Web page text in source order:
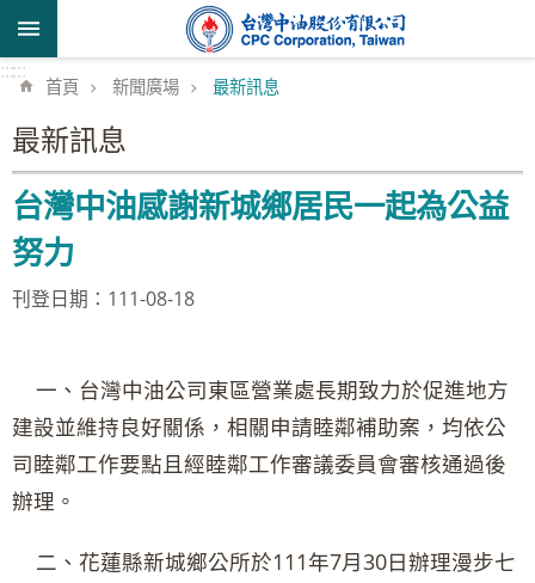
跳到主要內容區塊
::::::
首頁 新聞廣場 最新訊息
最新訊息
台灣中油感謝新城鄉居民一起為公益
努力
刊登日期：111-08-18
一、台灣中油公司東區營業處長期致力於促進地方
建設並維持良好關係，相關申請睦鄰補助案，均依公
司睦鄰工作要點且經睦鄰工作審議委員會審核通過後
辦理。
二、花蓮縣新城鄉公所於111年7月30日辦理漫步七